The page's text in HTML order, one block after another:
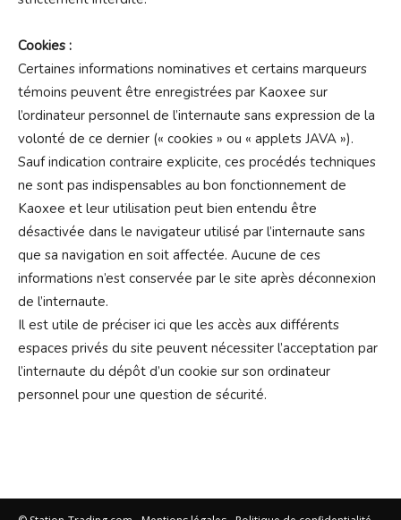
Cookies :
Certaines informations nominatives et certains marqueurs
témoins peuvent être enregistrées par Kaoxee sur
l’ordinateur personnel de l’internaute sans expression de la
volonté de ce dernier (« cookies » ou « applets JAVA »).
Sauf indication contraire explicite, ces procédés techniques
ne sont pas indispensables au bon fonctionnement de
Kaoxee et leur utilisation peut bien entendu être
désactivée dans le navigateur utilisé par l’internaute sans
que sa navigation en soit affectée. Aucune de ces
informations n’est conservée par le site après déconnexion
de l’internaute.
Il est utile de préciser ici que les accès aux différents
espaces privés du site peuvent nécessiter l’acceptation par
l’internaute du dépôt d’un cookie sur son ordinateur
personnel pour une question de sécurité.